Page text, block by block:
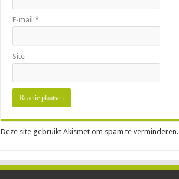
E-mail *
Site
Deze site gebruikt Akismet om spam te verminderen.